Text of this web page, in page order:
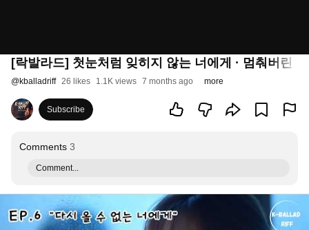
[락발라드] 첫눈처럼 잊히지 않는 너에게 · 멈춰버린
@kballadriff 26 likes 1.1K views 7 months ago more
Subscribe
Comments 3
Comment...